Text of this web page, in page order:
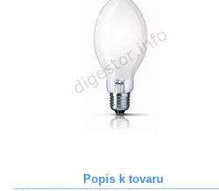
Popis k tovaru